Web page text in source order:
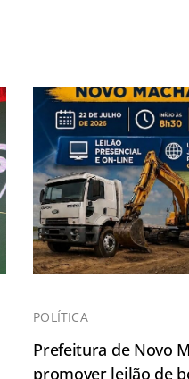
POLÍTICA
Prefeitura de Novo
promover leilão de